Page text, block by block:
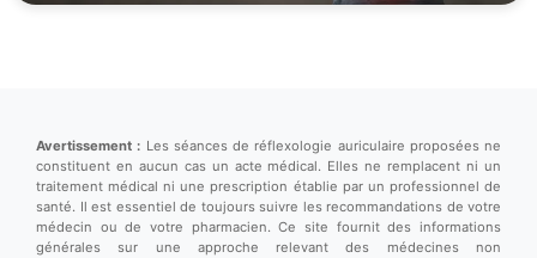
Avertissement : Les séances de réflexologie auriculaire proposées ne
constituent en aucun cas un acte médical. Elles ne remplacent ni un
traitement médical ni une prescription établie par un professionnel de
santé. Il est essentiel de toujours suivre les recommandations de votre
médecin ou de votre pharmacien. Ce site fournit des informations
générales sur une approche relevant des médecines non